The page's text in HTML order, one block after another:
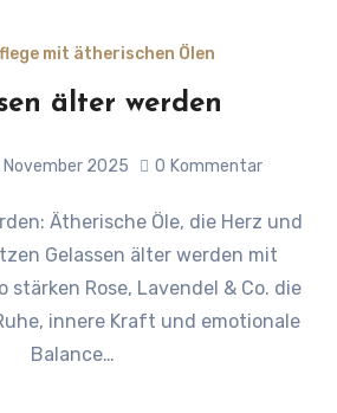
mit ätherischen Ölen
älter werden
November 2025 0 Kommentar
Gelassen älter werden mit
stärken Rose, Lavendel & Co. die
innere Kraft und emotionale
Balance…